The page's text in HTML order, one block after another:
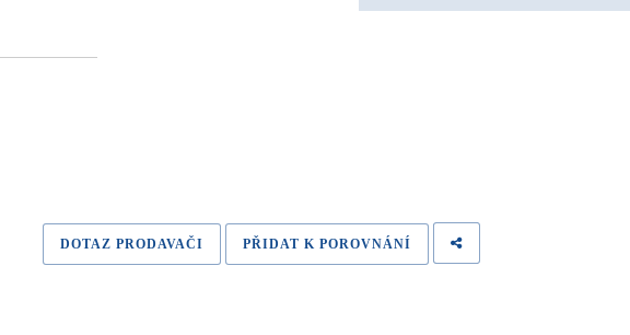
DOTAZ PRODAVAČI PŘIDAT K POROVNÁNÍ